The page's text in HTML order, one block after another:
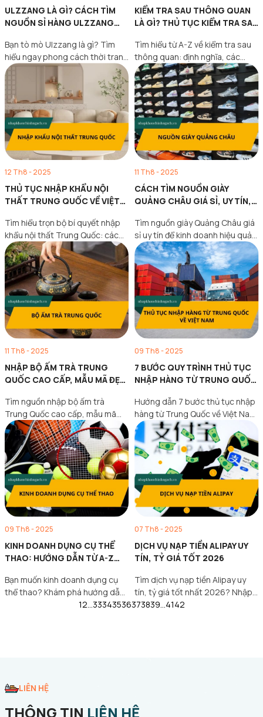
ULZZANG LÀ GÌ? CÁCH TÌM
NGUỒN SỈ HÀNG ULZZANG
Bạn tò mò Ulzzang là gì? Tìm
hiểu ngay phong cách thời trang
Ulzzang Hàn…
KIỂM TRA SAU THÔNG QUAN
LÀ GÌ? THỦ TỤC KIỂM TRA SAU
Tìm hiểu từ A-Z về kiểm tra sau
thông quan: định nghĩa, các
trường hợp,…
12 Th8 - 2025
THỦ TỤC NHẬP KHẨU NỘI
THẤT TRUNG QUỐC VỀ VIỆT
Tìm hiểu trọn bộ bí quyết nhập
khẩu nội thất Trung Quốc: các
cách nhập…
11 Th8 - 2025
CÁCH TÌM NGUỒN GIÀY
QUẢNG CHÂU GIÁ SỈ, UY TÍN,
Tìm nguồn giày Quảng Châu giá
sỉ uy tín để kinh doanh hiệu quả.
Gợi…
11 Th8 - 2025
NHẬP BỘ ẤM TRÀ TRUNG
QUỐC CAO CẤP, MẪU MÃ ĐẸP,
Tìm nguồn nhập bộ ấm trà
Trung Quốc cao cấp, mẫu mã
đẹp, giá tận…
09 Th8 - 2025
7 BƯỚC QUY TRÌNH THỦ TỤC
NHẬP HÀNG TỪ TRUNG QUỐC
Hướng dẫn 7 bước thủ tục nhập
hàng từ Trung Quốc về Việt Nam
đầy…
09 Th8 - 2025
KINH DOANH DỤNG CỤ THỂ
THAO: HƯỚNG DẪN TỪ A-Z
Bạn muốn kinh doanh dụng cụ
thể thao? Khám phá hướng dẫn
07 Th8 - 2025
DỊCH VỤ NẠP TIỀN ALIPAY UY
TÍN, TỶ GIÁ TỐT 2026
Tìm dịch vụ nạp tiền Alipay uy
tín, tỷ giá tốt nhất 2026? Nhập
Khẩu…
12 33343536373839 4142
LIÊN HỆ
THÔNG TIN LIÊN HỆ